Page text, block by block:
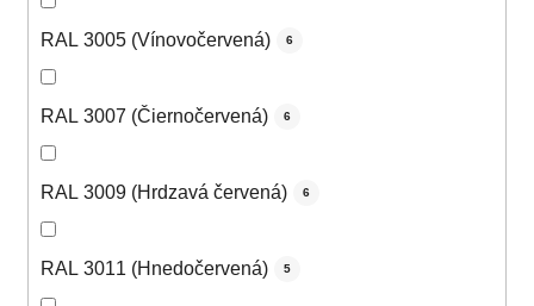
RAL 3005 (Vínovočervená) 6
RAL 3007 (Čiernočervená) 6
RAL 3009 (Hrdzavá červená) 6
RAL 3011 (Hnedočervená) 5